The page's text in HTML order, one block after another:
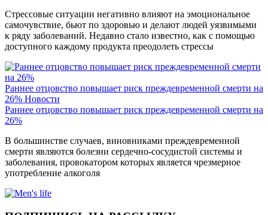
Стрессовые ситуации негативно влияют на эмоциональное
самочувствие, бьют по здоровью и делают людей уязвимыми
к ряду заболеваний. Недавно стало известно, как с помощью
доступного каждому продукта преодолеть стрессы
Раннее отцовство повышает риск преждевременной смерти на
26% Новости
Раннее отцовство повышает риск преждевременной смерти на
26%
В большинстве случаев, виновниками преждевременной
смерти являются болезни сердечно-сосудистой системы и
заболевания, провокатором которых является чрезмерное
употребление алкоголя